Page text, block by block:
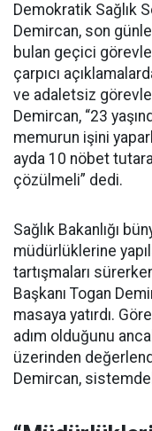
Demokratik Sağlık
Demircan, son
bulan geçici
çarpıcı
ve adaletsiz
Demircan, “23
memurun işini
ayda 10 nöbet
çözülmeli” dedi.
Sağlık Bakanlığı
müdürlüklerine
tartışmaları
Başkanı Togan
masaya yatırdı.
adım olduğunu
üzerinden
Demircan,